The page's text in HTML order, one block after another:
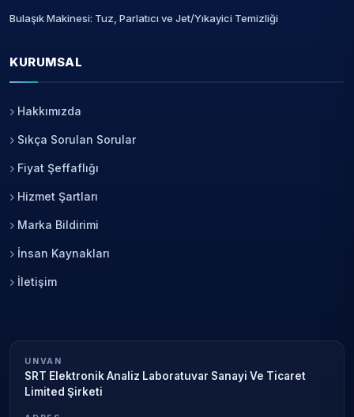
Bulaşık Makinesi: Tuz, Parlatıcı ve Jet/Yıkayici Temizliği
KURUMSAL
Hakkımızda
Sıkça Sorulan Sorular
Fiyat Şeffaflığı
Hizmet Şartları
Marka Bildirimi
İnsan Kaynakları
İletişim
UNVAN
SRT Elektronik Analiz Laboratuvar Sanayi Ve Ticaret
Limited Şirketi